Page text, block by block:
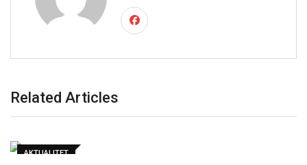
Related Articles
AKTUALITET